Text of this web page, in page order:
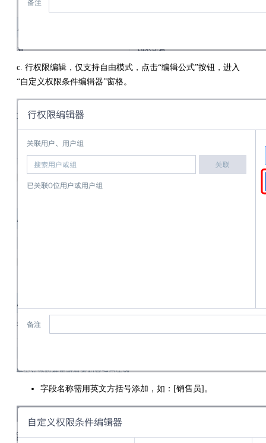
c. 行权限编辑，仅支持自由模式，点击“编辑公式”按钮，进入
“自定义权限条件编辑器”窗格。
字段名称需用英文方括号添加，如：[销售员]。